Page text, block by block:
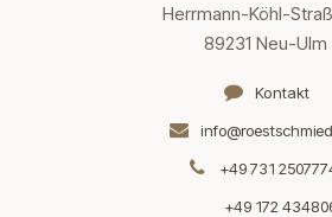
Herrmann-Köhl-
89231 Neu-Ulm
Kontakt
+49 731
+49 172